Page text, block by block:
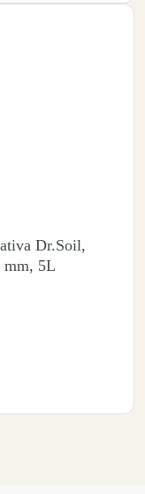
Dr.Soil,
8 – 15 mm, 5L